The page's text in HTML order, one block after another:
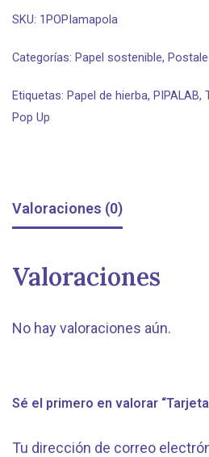
SKU: 1POPIamapola
Categorías: Papel sostenible,
Etiquetas: Papel de hierba, PIPALAB,
Pop Up
Valoraciones (0)
Valoraciones
No hay valoraciones aún.
Sé el primero en valorar
Tu dirección de correo